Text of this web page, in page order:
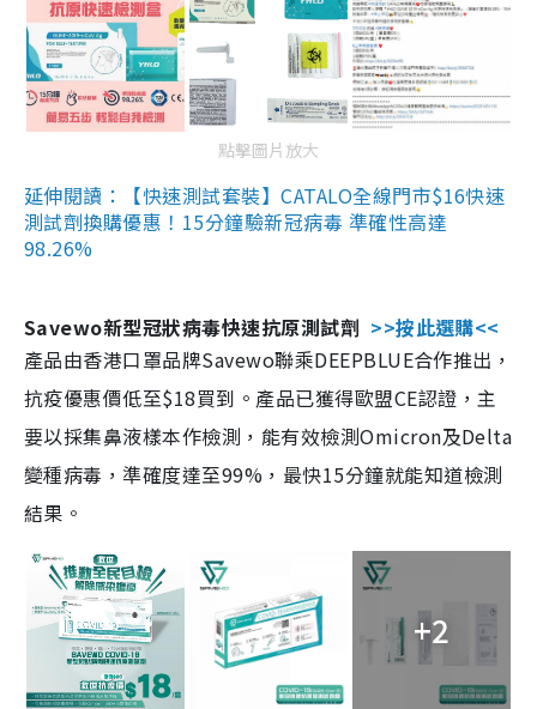
點擊圖片放大
延伸閱讀：【快速測試套裝】CATALO全線門市$16快速
測試劑換購優惠！15分鐘驗新冠病毒 準確性高達
98.26%
Savewo新型冠狀病毒快速抗原測試劑 >>按此選購<<
產品由香港口罩品牌Savewo聯乘DEEPBLUE合作推出，
抗疫優惠價低至$18買到。產品已獲得歐盟CE認證，主
要以採集鼻液樣本作檢測，能有效檢測Omicron及Delta
變種病毒，準確度達至99%，最快15分鐘就能知道檢測
結果。
+2